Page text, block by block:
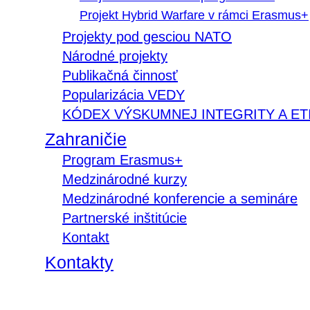
Projekt Hybrid Warfare v rámci Erasmus+
Projekty pod gesciou NATO
Národné projekty
Publikačná činnosť
Popularizácia VEDY
KÓDEX VÝSKUMNEJ INTEGRITY A
Zahraničie
Program Erasmus+
Medzinárodné kurzy
Medzinárodné konferencie a semináre
Partnerské inštitúcie
Kontakt
Kontakty